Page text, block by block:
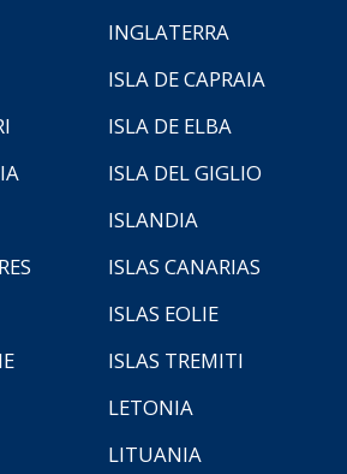
INGLATERRA
ISLA DE CAPRAIA
ISLA DE ELBA
ISLA DEL GIGLIO
ISLANDIA
ISLAS CANARIAS
ISLAS EOLIE
ISLAS TREMITI
LETONIA
LITUANIA